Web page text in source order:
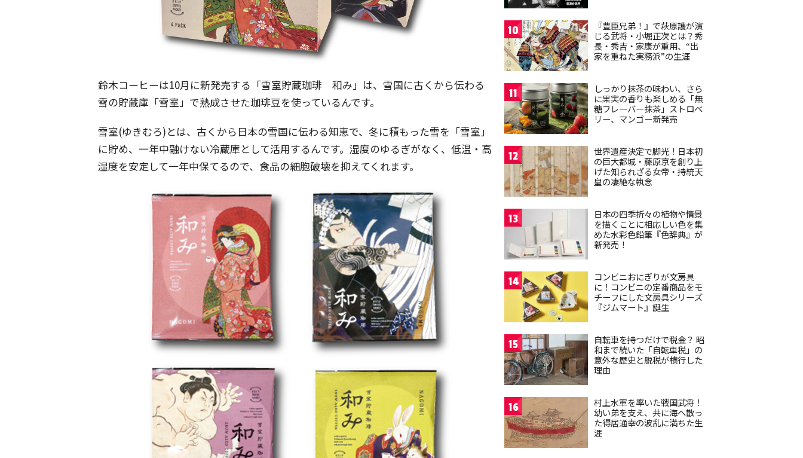
鈴木コーヒーは10月に新発売する「雪室貯蔵珈琲 和み」は、雪国に古くから伝わる
雪の貯蔵庫「雪室」で熟成させた珈琲豆を使っているんです。
雪室(ゆきむろ)とは、古くから日本の雪国に伝わる知恵で、冬に積もった雪を「雪室」
に貯め、一年中融けない冷蔵庫として活用するんです。湿度のゆるぎがなく、低温・高
湿度を安定して一年中保てるので、食品の細胞破壊を抑えてくれます。
10
『豊臣兄弟！』で萩原護が演
じる武将・小堀正次とは？秀
長・秀吉・家康が重用、“出
家を重ねた実務派”の生涯
11
しっかり抹茶の味わい、さら
に果実の香りも楽しめる「無
糖フレーバー抹茶」ストロベ
リー、マンゴー新発売
12
世界遺産決定で脚光！日本初
の巨大都城・藤原京を創り上
げた知られざる女帝・持統天
皇の凄絶な執念
13
日本の四季折々の植物や情景
を描くことに相応しい色を集
めた水彩色鉛筆『色辞典』が
新発売！
14
コンビニおにぎりが文房具
に！コンビニの定番商品をモ
チーフにした文房具シリーズ
『ジムマート』誕生
15
自転車を持つだけで税金？ 昭
和まで続いた「自転車税」の
意外な歴史と脱税が横行した
理由
16
村上水軍を率いた戦国武将！
幼い弟を支え、共に海へ散っ
た得居通幸の波乱に満ちた生
涯